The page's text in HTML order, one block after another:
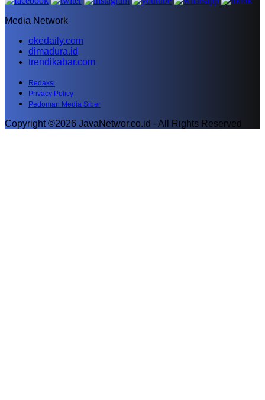
Media Network
okedaily.com
dimadura.id
trendikabar.com
Redaksi
Privacy Policy
Pedoman Media Siber
Copyright ©2026 JavaNetwor.co.id - All Rights Reserved